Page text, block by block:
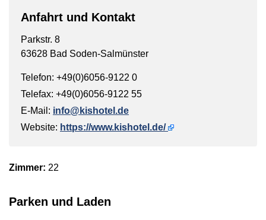
Anfahrt und Kontakt
Parkstr. 8
63628 Bad Soden-Salmünster
Telefon: +49(0)6056-9122 0
Telefax: +49(0)6056-9122 55
E-Mail: info@kishotel.de
Website: https://www.kishotel.de/
Zimmer: 22
Parken und Laden